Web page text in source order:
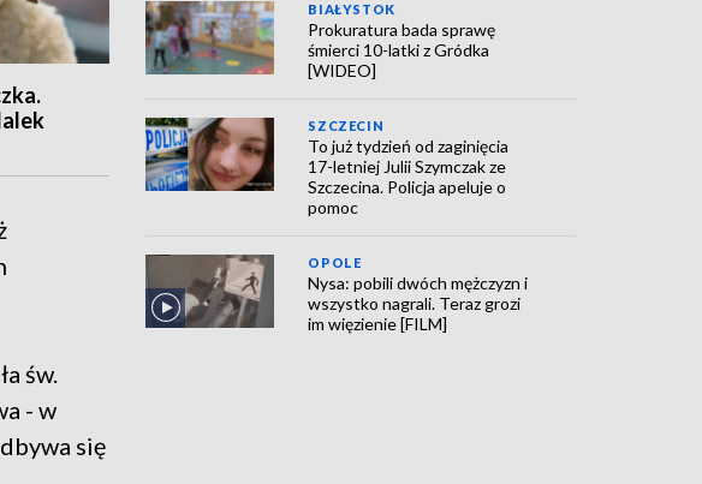
św.
- w
się
BIAŁYSTOK
Prokuratura bada sprawę
śmierci 10-latki z Gródka
[WIDEO]
SZCZECIN
To już tydzień od zaginięcia
17-letniej Julii Szymczak ze
Szczecina. Policja apeluje o
pomoc
OPOLE
Nysa: pobili dwóch mężczyzn i
wszystko nagrali. Teraz grozi
im więzienie [FILM]